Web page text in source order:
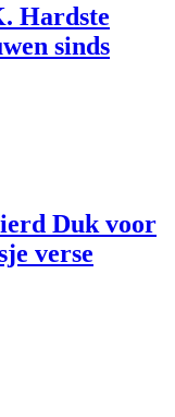
Hardste
sinds
Duk voor
verse